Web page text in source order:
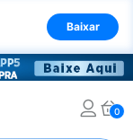
Baixar
0